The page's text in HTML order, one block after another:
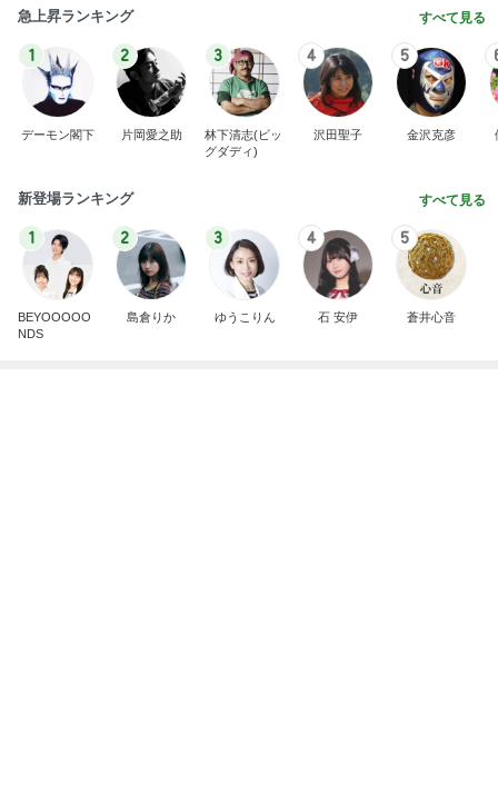
急上昇ランキング すべて見る
1
デーモン閣下
2
片岡愛之助
3
林下清志(ビッ
グダディ)
4
沢田聖子
5
金沢克彦
新登場ランキング すべて見る
1
BEYOOOOO
NDS
2
島倉りか
3
ゆうこりん
4
石 安伊
5
蒼井心音